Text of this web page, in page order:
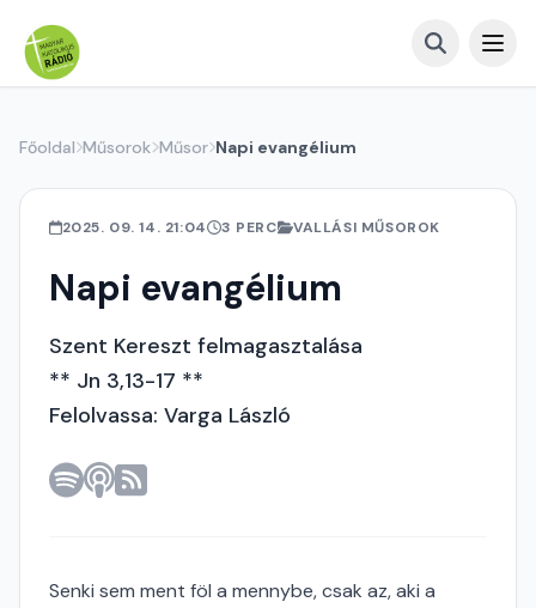
Főoldal Műsorok Műsor Napi evangélium
2025. 09. 14. 21:04 3 PERC VALLÁSI MŰSOROK
Napi evangélium
Szent Kereszt felmagasztalása
** Jn 3,13-17 **
Felolvassa: Varga László
Senki sem ment föl a mennybe, csak az, aki a